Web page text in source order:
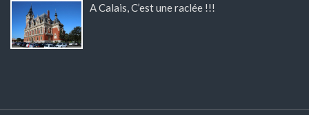
A Calais, C’est une raclée !!!